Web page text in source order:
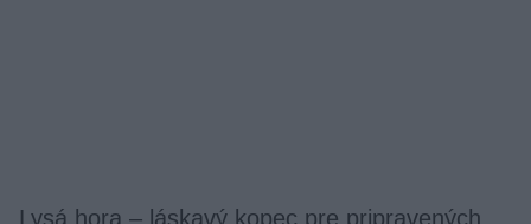
Lysá hora – láskavý kopec pre pripravených